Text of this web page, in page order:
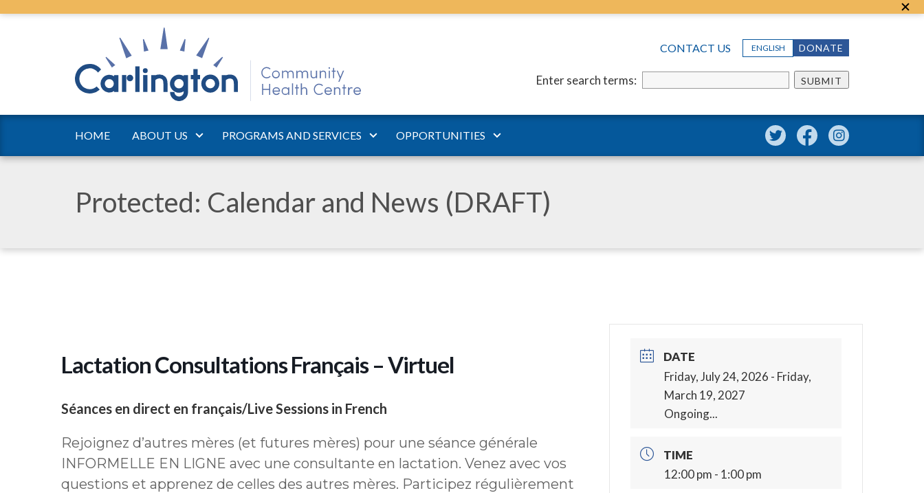
CONTACT US ENGLISH DONATE
Enter search terms: SUBMIT
HOME ABOUT US PROGRAMS AND SERVICES OPPORTUNITIES
Protected: Calendar and News (DRAFT)
Lactation Consultations Français – Virtuel
Séances en direct en français/Live Sessions in French
Rejoignez d’autres mères (et futures mères) pour une séance générale
INFORMELLE EN LIGNE avec une consultante en lactation. Venez avec vos
questions et apprenez de celles des autres mères. Participez régulièrement
DATE
Friday, July 24, 2026 - Friday,
March 19, 2027
Ongoing...
TIME
12:00 pm - 1:00 pm